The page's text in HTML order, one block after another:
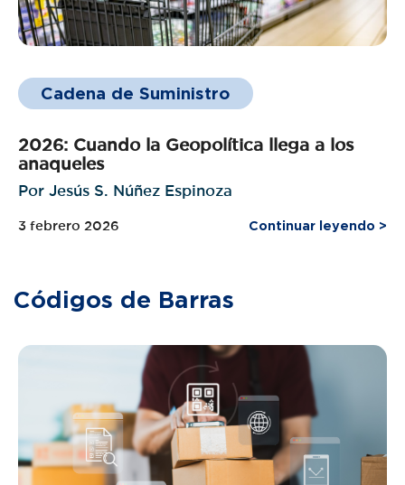
Cadena de Suministro
2026: Cuando la Geopolítica llega a los
anaqueles
Por Jesús S. Núñez Espinoza
3 febrero 2026 Continuar leyendo >
Códigos de Barras